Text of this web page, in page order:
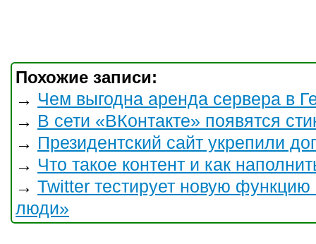
Похожие записи:
→ Чем выгодна аренда сервера в
→ В сети «ВКонтакте» появятся
→ Президентский сайт укрепили
→ Что такое контент и как
→ Twitter тестирует новую
люди»